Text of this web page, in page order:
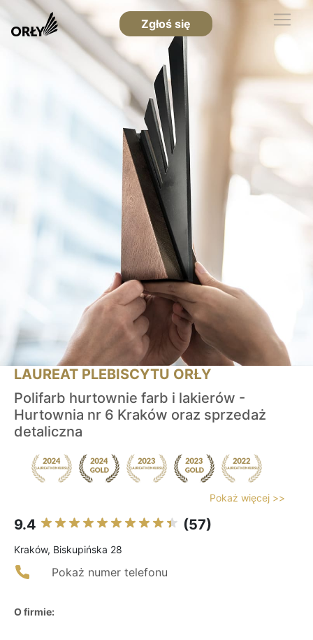
Zgłoś się
LAUREAT PLEBISCYTU ORŁY
Polifarb hurtownie farb i lakierów -
Hurtownia nr 6 Kraków oraz sprzedaż
detaliczna
Pokaż więcej >>
9.4 (57)
Kraków, Biskupińska 28
Pokaż numer telefonu
O firmie: